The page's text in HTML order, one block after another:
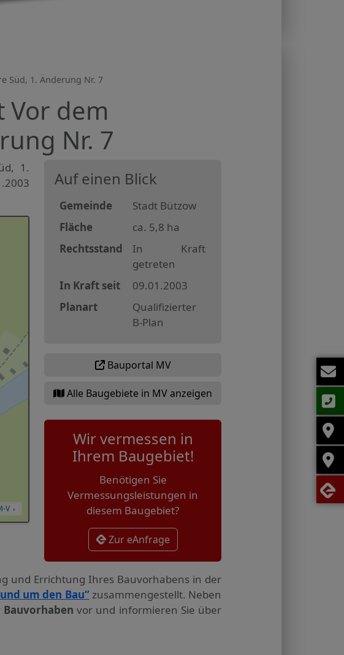
Süd, 1. Änderung Nr. 7
Vor dem
Nr. 7
1.
›
V
Auf einen Blick
Gemeinde
Stadt Bützow
Fläche
ca. 5,8 ha
Rechtsstand
In Kraft
getreten
In Kraft seit
09.01.2003
Planart
Qualifizierter
B-Plan
Bauportal MV
Alle Baugebiete in MV anzeigen
Wir vermessen in
Ihrem Baugebiet!
Benötigen Sie
Vermessungsleistungen in
diesem Baugebiet?
Zur eAnfrage
und Errichtung Ihres Bauvorhabens in der
um den Bau“zusammengestellt. Neben
vor und informieren Sie über